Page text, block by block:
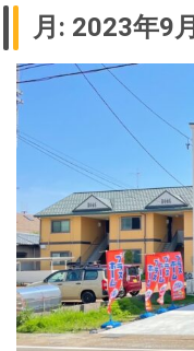
月: 2023年9月